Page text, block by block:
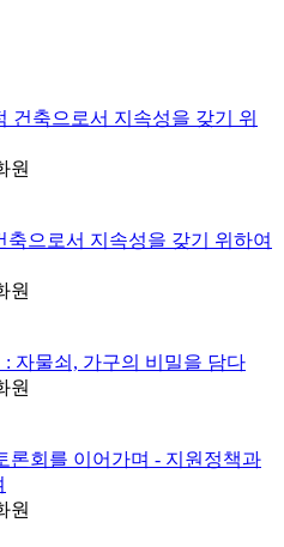
건축으로서 지속성을 갖기 위
원
으로서 지속성을 갖기 위하여
원
자물쇠, 가구의 비밀을 담다
원
론회를 이어가며 - 지원정책과
원